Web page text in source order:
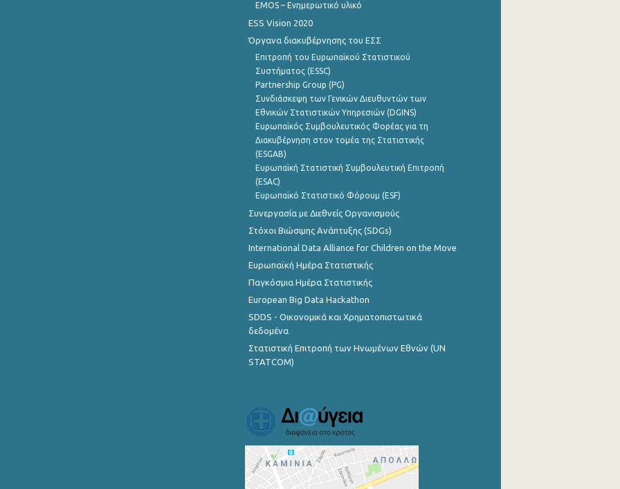
EMOS – Ενημερωτικό υλικό
ESS Vision 2020
Όργανα διακυβέρνησης του ΕΣΣ
Επιτροπή του Ευρωπαϊκού Στατιστικού
Συστήματος (ESSC)
Partnership Group (PG)
Συνδιάσκεψη των Γενικών Διευθυντών των
Εθνικών Στατιστικών Υπηρεσιών (DGINS)
Ευρωπαϊκός Συμβουλευτικός Φορέας για τη
Διακυβέρνηση στον τομέα της Στατιστικής
(ESGAB)
Ευρωπαϊκή Στατιστική Συμβουλευτική Επιτροπή
(ESAC)
Ευρωπαϊκό Στατιστικό Φόρουμ (ESF)
Συνεργασία με Διεθνείς Οργανισμούς
Στόχοι Βιώσιμης Ανάπτυξης (SDGs)
International Data Alliance for Children on the Move
Ευρωπαϊκή Ημέρα Στατιστικής
Παγκόσμια Ημέρα Στατιστικής
European Big Data Hackathon
SDDS - Οικονομικά και Χρηματοπιστωτικά
δεδομένα
Στατιστική Επιτροπή των Ηνωμένων Εθνών (UN
STATCOM)